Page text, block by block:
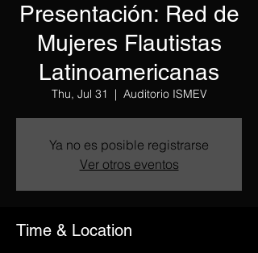
Presentación: Red de
Mujeres Flautistas
Latinoamericanas
Thu, Jul 31
  |
Auditorio ISMEV
Ya no es posible registrarse
Ver otros eventos
Time & Location